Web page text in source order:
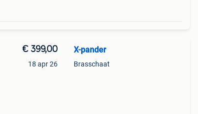
€ 399,00
18 apr 26
X-pander
Brasschaat